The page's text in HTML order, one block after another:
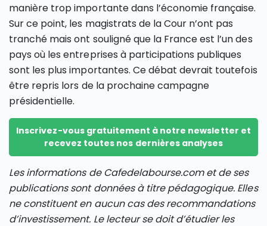
manière trop importante dans l’économie française.
Sur ce point, les magistrats de la Cour n’ont pas
tranché mais ont souligné que la France est l’un des
pays où les entreprises à participations publiques
sont les plus importantes. Ce débat devrait toutefois
être repris lors de la prochaine campagne
présidentielle.
Inscrivez-vous gratuitement à notre newsletter et
recevez toutes nos dernières analyses
Les informations de Cafedelabourse.com et de ses
publications sont données à titre pédagogique. Elles
ne constituent en aucun cas des recommandations
d’investissement. Le lecteur se doit d’étudier les